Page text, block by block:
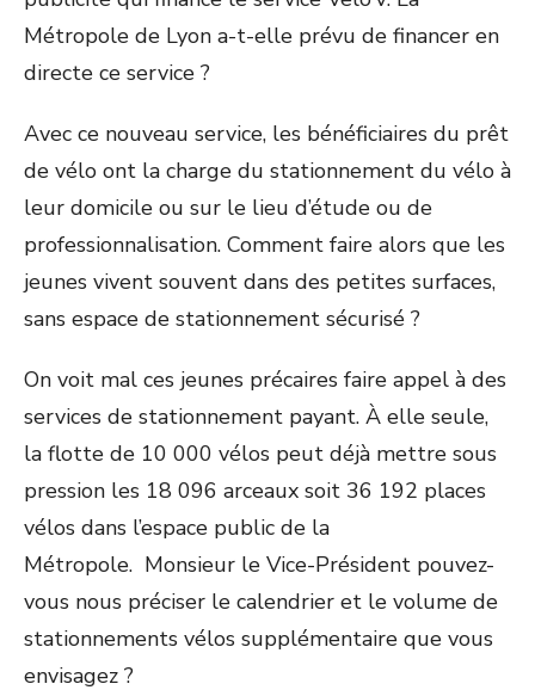
Métropole de Lyon a-t-elle prévu de financer en
directe ce service ?
Avec ce nouveau service, les bénéficiaires du prêt
de vélo ont la charge du stationnement du vélo à
leur domicile ou sur le lieu d’étude ou de
professionnalisation. Comment faire alors que les
jeunes vivent souvent dans des petites surfaces,
sans espace de stationnement sécurisé ?
On voit mal ces jeunes précaires faire appel à des
services de stationnement payant. À elle seule,
la flotte de 10 000 vélos peut déjà mettre sous
pression les 18 096 arceaux soit 36 192 places
vélos dans l’espace public de la
Métropole. Monsieur le Vice-Président pouvez-
vous nous préciser le calendrier et le volume de
stationnements vélos supplémentaire que vous
envisagez ?